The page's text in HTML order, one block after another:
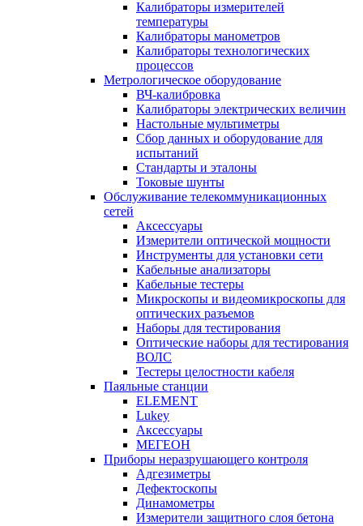
Калибраторы измерителей
температуры
Калибраторы манометров
Калибраторы технологических
процессов
Метрологическое оборудование
ВЧ-калибровка
Калибраторы электрических величин
Настольные мультиметры
Сбор данных и оборудование для
испытаний
Стандарты и эталоны
Токовые шунты
Обслуживание телекоммуникационных
сетей
Аксессуары
Измерители оптической мощности
Инструменты для установки сети
Кабельные анализаторы
Кабельные тестеры
Микроскопы и видеомикроскопы для
оптических разъемов
Наборы для тестирования
Оптические наборы для тестирования
ВОЛС
Тестеры целостности кабеля
Паяльные станции
ELEMENT
Lukey
Аксессуары
МЕГЕОН
Приборы неразрушающего контроля
Адгезиметры
Дефектоскопы
Динамометры
Измерители защитного слоя бетона